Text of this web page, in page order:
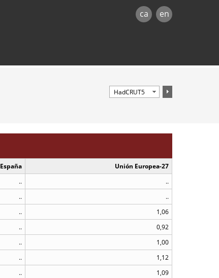
ca en
España
Unión Europea-27
..
..
..
..
..
1,06
..
0,92
..
1,00
..
1,12
..
1,09